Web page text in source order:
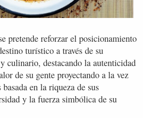
pretende reforzar el posicionamiento
turístico a través de su
culinario, destacando la autenticidad
de su gente proyectando a la vez
en la riqueza de sus
y la fuerza simbólica de su